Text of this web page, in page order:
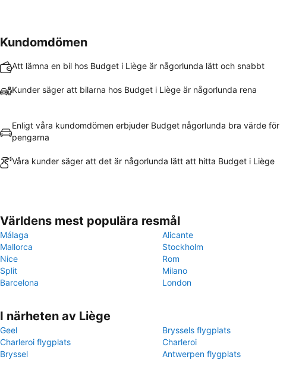
Kundomdömen
Att lämna en bil hos Budget i Liège är någorlunda lätt och snabbt
Kunder säger att bilarna hos Budget i Liège är någorlunda rena
Enligt våra kundomdömen erbjuder Budget någorlunda bra värde för
pengarna
Våra kunder säger att det är någorlunda lätt att hitta Budget i Liège
Världens mest populära resmål
Málaga
Alicante
Mallorca
Stockholm
Nice
Rom
Split
Milano
Barcelona
London
I närheten av Liège
Geel
Bryssels flygplats
Charleroi flygplats
Charleroi
Bryssel
Antwerpen flygplats